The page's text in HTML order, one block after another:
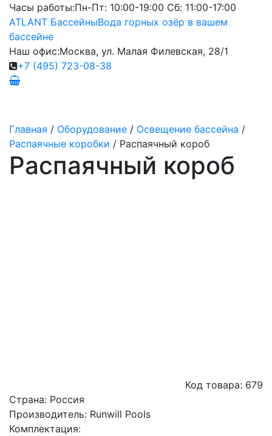
Часы работы:Пн-Пт: 10:00-19:00 Сб: 11:00-17:00
ATLANT БассейныВода горных озёр в вашем
бассейне
Наш офис:Москва, ул. Малая Филевская, 28/1
+7 (495) 723-08-38
Главная / Оборудование / Освещение бассейна /
Распаячные коробки / Распаячный короб
Распаячный короб
Код товара: 679
Страна: Россия
Производитель: Runwill Pools
Комплектация: